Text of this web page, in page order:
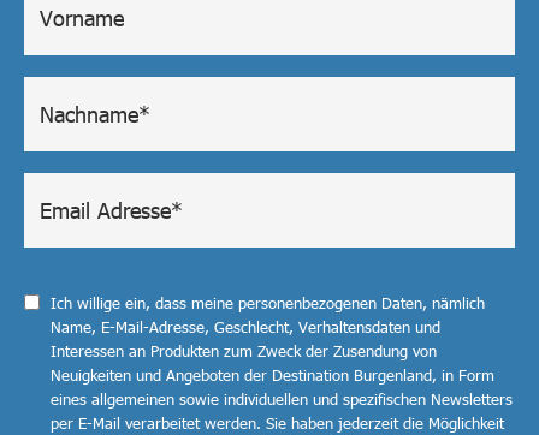
Ich willige ein, dass meine personenbezogenen Daten, nämlich
Name, E-Mail-Adresse, Geschlecht, Verhaltensdaten und
Interessen an Produkten zum Zweck der Zusendung von
Neuigkeiten und Angeboten der Destination Burgenland, in Form
eines allgemeinen sowie individuellen und spezifischen Newsletters
per E-Mail verarbeitet werden. Sie haben jederzeit die Möglichkeit